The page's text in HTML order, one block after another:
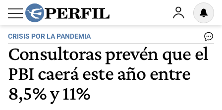
CRISIS POR LA PANDEMIA
Consultoras prevén que el
PBI caerá este año entre
8,5% y 11%